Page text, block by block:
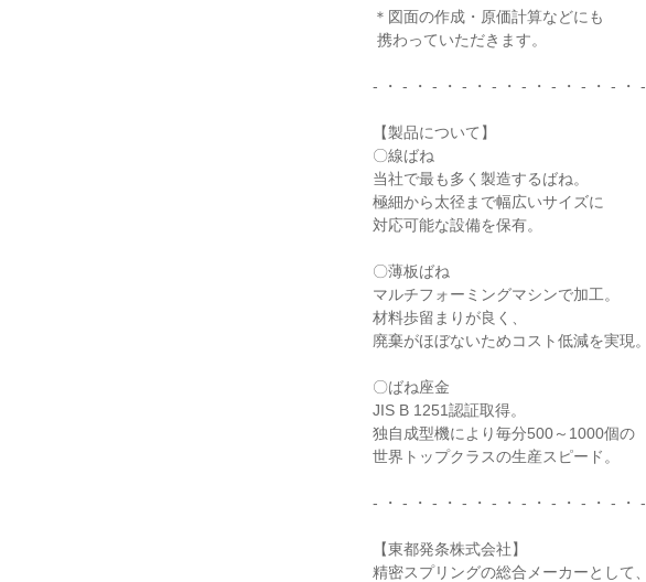
＊図面の作成・原価計算などにも
- ・ - ・ - ・ - ・ - ・ - ・ - ・ - ・ - ・ -
【製品について】
〇線ばね
当社で最も多く製造するばね。
極細から太径まで幅広いサイズに
対応可能な設備を保有。
〇薄板ばね
マルチフォーミングマシンで加工。
材料歩留まりが良く、
廃棄がほぼないためコスト低減を実現。
〇ばね座金
JIS B 1251認証取得。
独自成型機により毎分500～1000個の
世界トップクラスの生産スピード。
- ・ - ・ - ・ - ・ - ・ - ・ - ・ - ・ - ・ -
【東都発条株式会社】
精密スプリングの総合メーカーとして、